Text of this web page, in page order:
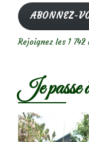
mail
ABONNEZ-
Rejoignez les 1
Je passe